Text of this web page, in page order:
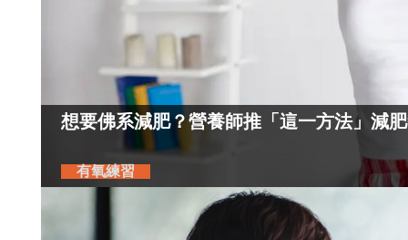
想要佛系減肥？營養師推「這一方法」減
有氧練習